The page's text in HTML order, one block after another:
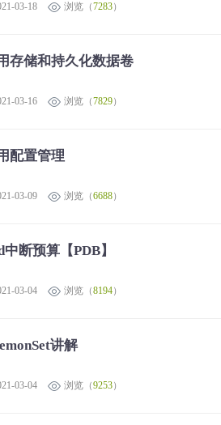
03-18 浏览（7283）
存储和持久化数据卷
03-16 浏览（7829）
配置管理
03-09 浏览（6688）
断预算【PDB】
03-04 浏览（8194）
讲解
03-04 浏览（9253）